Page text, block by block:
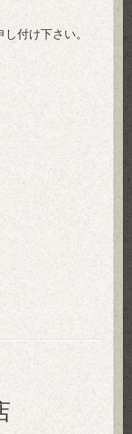
し付け下さい。